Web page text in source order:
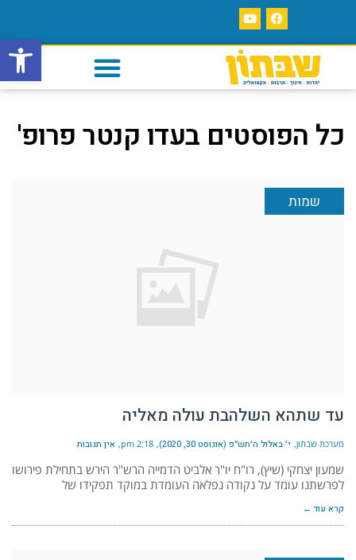
פתח
כל הפוסטים בעדו קנטר פרופ'
שמות
עד שתהא השלהבת עולה מאליה
מערכת שבתון י׳ באלול ה׳תש״פ (אוגוסט 30, 2020) 2:18 pm אין תגובות
שמעון יצחקי (שיץ), רו"ח יו"ר אלביט הדמייה הרש"ר הירש בתחילת פירושו
לפרשתנו עומד על נקודה נפלאה העומדת במוקד תפקידו של
קרא עוד ←